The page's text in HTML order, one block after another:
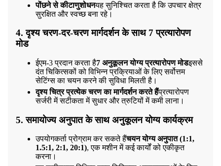
पोंछने से कीटाणुशोधनयह सुनिश्चित करता है कि उपचार क्षेत्र
सुरक्षित और स्वच्छ बना रहे।
4. दृश्य चरण-दर-चरण मार्गदर्शन के साथ 7 प्रत्यारोपण
मोड
ईएम-3 प्रदान करता है7 अनुकूलन योग्य प्रत्यारोपण मोडइससे
दंत चिकित्सकों को विभिन्न प्रक्रियाओं के लिए सर्वोत्तम
सेटिंग्स का चयन करने की सुविधा मिलती है।
दृश्य चित्र प्रत्येक चरण का मार्गदर्शन करते हैंप्रत्यारोपण
सर्जरी में सटीकता में सुधार और त्रुटियों में कमी लाना।
5. समायोज्य अनुपात के साथ अनुकूलन योग्य कार्यक्रम
उपयोगकर्ता प्रोग्राम कर सकते हैंचयन योग्य अनुपात (1:1,
1.5:1, 2:1, 20:1), एक मशीन में कई कार्यों को एकीकृत
करना।